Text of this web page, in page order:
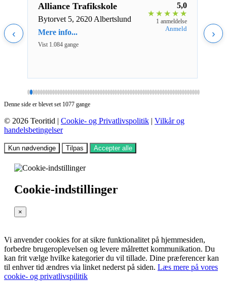
‹
Alliance Trafikskole
Bytorvet 5, 2620 Albertslund
Mere info...
Vist 1.084 gange
5,0
★ ★ ★ ★ ★
1 anmeldelse
Anmeld ›
Denne side er blevet set 1077 gange
© 2026 Teoritid | Cookie- og Privatlivspolitik | Vilkår og
handelsbetingelser
Kun nødvendige Tilpas Accepter alle
Cookie-indstillinger
×
Vi anvender cookies for at sikre funktionalitet på hjemmesiden,
forbedre brugeroplevelsen og levere målrettet kommunikation. Du
kan frit vælge hvilke kategorier du vil tillade. Dine præferencer kan
til enhver tid ændres via linket nederst på siden. Læs mere på vores
cookie- og privatlivspilitik